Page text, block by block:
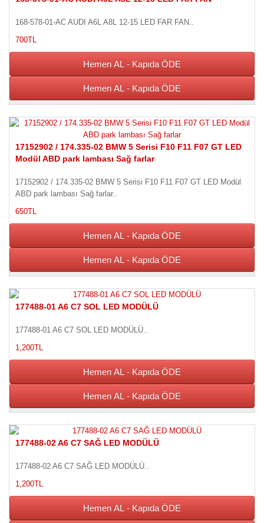
168-578-01-AC AUDI A6L A8L 12-15 LED FAR FAN..
700TL
Hemen AL - Kapıda ÖDE
Hemen AL - Kapıda ÖDE
17152902 / 174.335-02 BMW 5 Serisi F10 F11 F07 GT LED
Modül ABD park lambası Sağ farlar
17152902 / 174.335-02 BMW 5 Serisi F10 F11 F07 GT LED Modül
ABD park lambası Sağ farlar..
650TL
Hemen AL - Kapıda ÖDE
Hemen AL - Kapıda ÖDE
177488-01 A6 C7 SOL LED MODÜLÜ
177488-01 A6 C7 SOL LED MODÜLÜ..
1,200TL
Hemen AL - Kapıda ÖDE
Hemen AL - Kapıda ÖDE
177488-02 A6 C7 SAĞ LED MODÜLÜ
177488-02 A6 C7 SAĞ LED MODÜLÜ..
1,200TL
Hemen AL - Kapıda ÖDE